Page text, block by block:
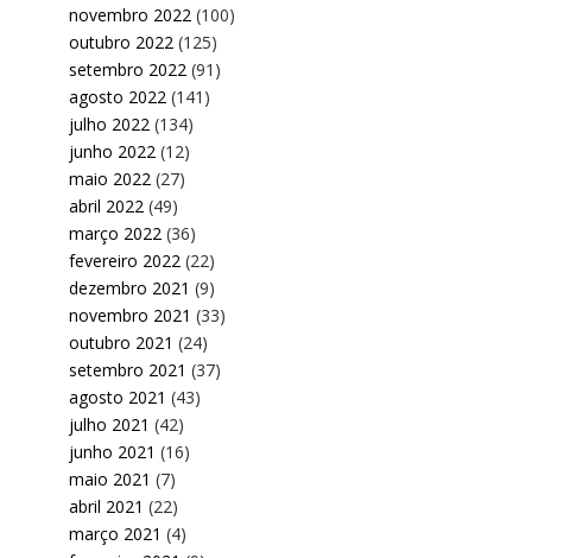
novembro 2022 (100)
outubro 2022 (125)
setembro 2022 (91)
agosto 2022 (141)
julho 2022 (134)
junho 2022 (12)
maio 2022 (27)
abril 2022 (49)
março 2022 (36)
fevereiro 2022 (22)
dezembro 2021 (9)
novembro 2021 (33)
outubro 2021 (24)
setembro 2021 (37)
agosto 2021 (43)
julho 2021 (42)
junho 2021 (16)
maio 2021 (7)
abril 2021 (22)
março 2021 (4)